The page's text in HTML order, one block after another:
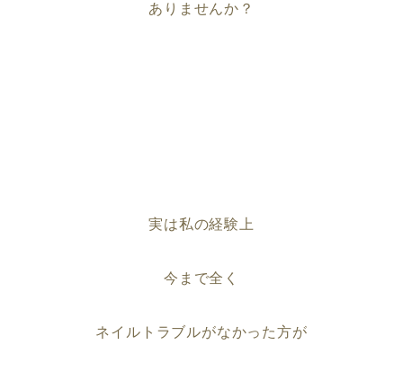
ありませんか？
実は私の経験上
今まで全く
ネイルトラブルがなかった方が